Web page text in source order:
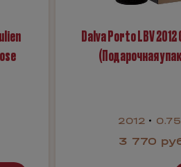
Dalva Porto LBV 2012
(Подарочная
2012
3 770